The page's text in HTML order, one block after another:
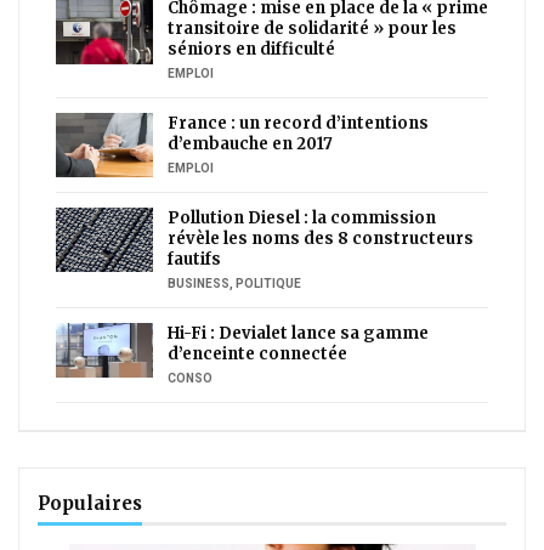
Chômage : mise en place de la « prime
transitoire de solidarité » pour les
séniors en difficulté
EMPLOI
France : un record d’intentions
d’embauche en 2017
EMPLOI
Pollution Diesel : la commission
révèle les noms des 8 constructeurs
fautifs
BUSINESS POLITIQUE
Hi-Fi : Devialet lance sa gamme
d’enceinte connectée
CONSO
Populaires